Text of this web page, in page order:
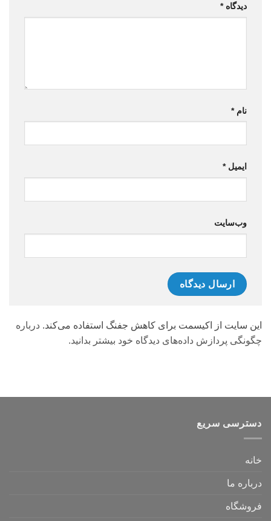
دیدگاه*
نام*
ایمیل*
وب‌سایت
این سایت از اکیسمت برای کاهش جفنگ استفاده می‌کند. درباره
چگونگی پردازش داده‌های دیدگاه خود بیشتر بدانید.
دسترسی سریع
خانه
درباره ما
فروشگاه